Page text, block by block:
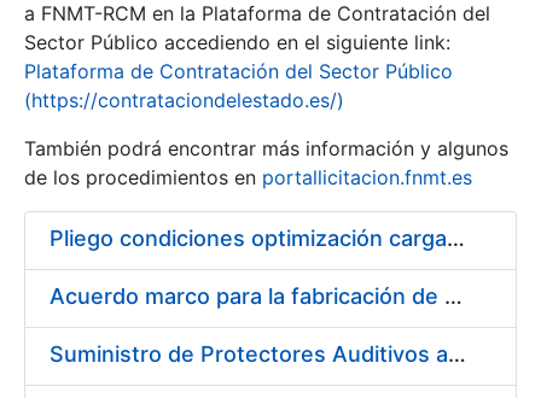
Mostrar/Ocultar
a FNMT-RCM en la Plataforma de Contratación del
Sector Público accediendo en el siguiente link:
Plataforma de Contratación del Sector Público
(https://contrataciondelestado.es/)
También podrá encontrar más información y algunos
de los procedimientos en portallicitacion.fnmt.es
Pliego condiciones optimización cargas compras firmado
Acuerdo marco para la fabricación de piezas
Suministro de Protectores Auditivos a medida para las personas trabajadoras de los Centros de Trabajo de Madrid y Burgos